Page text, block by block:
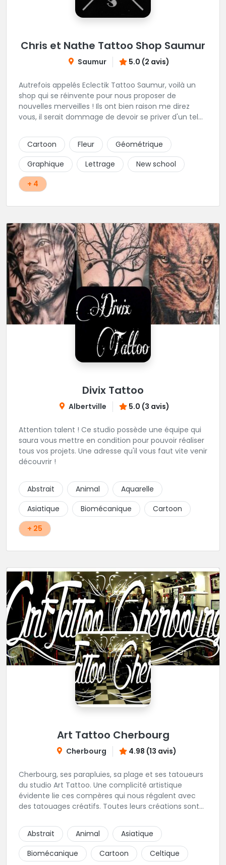
Chris et Nathe Tattoo Shop Saumur
Saumur 5.0 (2 avis)
Autrefois appelés Eclectik Tattoo Saumur, voilà un
shop qui se réinvente pour nous proposer de
nouvelles merveilles ! Ils ont bien raison me direz
vous, il serait dommage de devoir se priver d'un tel
au projet perso, ils savent presque tout faire et vous
offrons un accompagnement propice à sublimer vos
idées. En plein centre de la ville, cadre et ambiance
génial, hygiène impeccable, leurs faire une critique
m'est bien difficile!
Cartoon Fleur
Géométrique
Graphique
Lettrage
New school
+ 4
Divix Tattoo
Albertville 5.0 (3 avis)
Attention talent ! Ce studio possède une équipe qui
saura vous mettre en condition pour pouvoir réaliser
tous vos projets. Une adresse qu'il vous faut vite venir
découvrir !
Abstrait Animal
Aquarelle
Asiatique
Biomécanique
Cartoon
+ 25
Art Tattoo Cherbourg
Cherbourg 4.98 (13 avis)
Cherbourg, ses parapluies, sa plage et ses tatoueurs
du studio Art Tattoo. Une complicité artistique
évidente lie ces compères qui nous régalent avec
des tatouages créatifs. Toutes leurs créations sont
d'hygiène les plus strictes. Du new-school, du old
school, fantasy ou encore réaliste, Niko, Anthony,
Cody et les nombreux Guest seront adapter vos
idées en tatouages uniques et créatifs.
Abstrait Animal
Asiatique
Biomécanique
Cartoon
Celtique